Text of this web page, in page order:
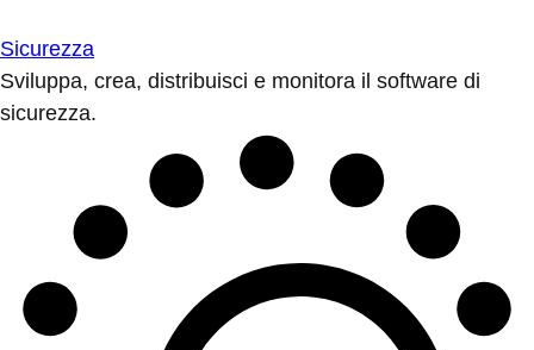
Sicurezza
Sviluppa, crea, distribuisci e monitora il software di
sicurezza.